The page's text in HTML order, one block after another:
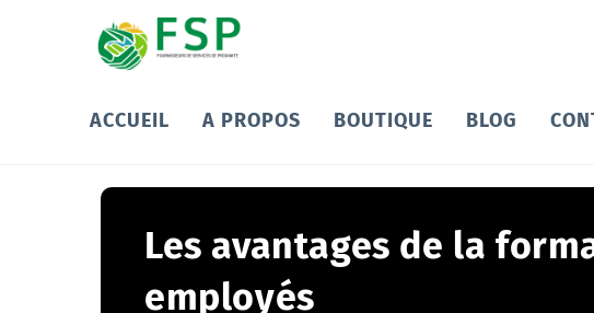
ACCUEIL A PROPOS BOUTIQUE BLOG
Les avantages de la
employés